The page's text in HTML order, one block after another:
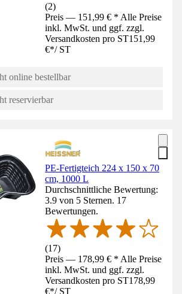
(2)
Preis — 151,99 € * Alle Preise
inkl. MwSt. und ggf. zzgl.
Versandkosten pro ST151,99
€*/ ST
online bestellbar
reservierbar
PE-Fertigteich 224 x 150 x 70
cm, 1000 L
Durchschnittliche Bewertung:
3.9 von 5 Sternen. 17
Bewertungen.
(17)
Preis — 178,99 € * Alle Preise
inkl. MwSt. und ggf. zzgl.
Versandkosten pro ST178,99
€*/ ST